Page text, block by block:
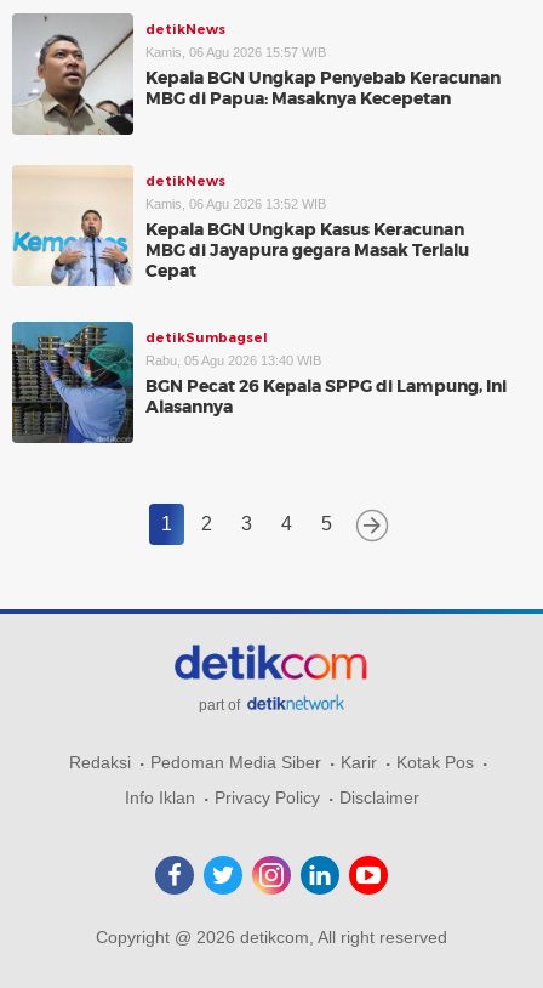
detikNews
Kamis, 06 Agu 2026 15:57 WIB
Kepala BGN Ungkap Penyebab Keracunan
MBG di Papua: Masaknya Kecepetan
detikNews
Kamis, 06 Agu 2026 13:52 WIB
Kepala BGN Ungkap Kasus Keracunan
MBG di Jayapura gegara Masak Terlalu
Cepat
detikSumbagsel
Rabu, 05 Agu 2026 13:40 WIB
BGN Pecat 26 Kepala SPPG di Lampung, Ini
Alasannya
1 2 3 4 5
part of
Redaksi Pedoman Media Siber Karir
Kotak Pos
Info Iklan
Privacy Policy Disclaimer
Copyright @ 2026 detikcom, All right reserved